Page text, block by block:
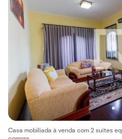
Casa mobiliada à venda com 2 suítes